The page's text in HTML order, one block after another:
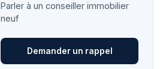
Parler à un conseiller immobilier
neuf
Demander un rappel